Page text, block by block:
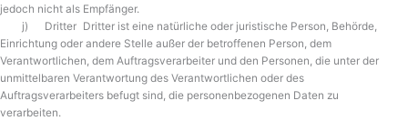
jedoch nicht als Empfänger.
j) Dritter Dritter ist eine natürliche oder juristische Person, Behörde,
Einrichtung oder andere Stelle außer der betroffenen Person, dem
Verantwortlichen, dem Auftragsverarbeiter und den Personen, die unter der
unmittelbaren Verantwortung des Verantwortlichen oder des
Auftragsverarbeiters befugt sind, die personenbezogenen Daten zu
verarbeiten.